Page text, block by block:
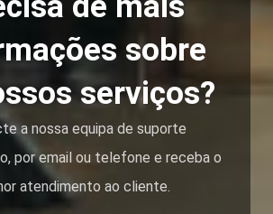
sobre
serviços?
a nossa equipa de suporte
por email ou telefone e receba o
atendimento ao cliente.